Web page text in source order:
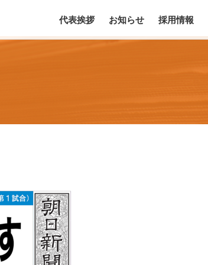
代表挨拶 お知らせ 採用情報